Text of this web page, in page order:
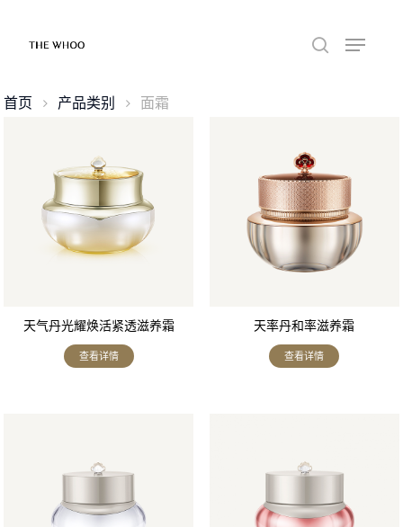
首页 产品类别 面霜
天气丹光耀焕活紧透滋养霜
查看详情
天率丹和率滋养霜
查看详情